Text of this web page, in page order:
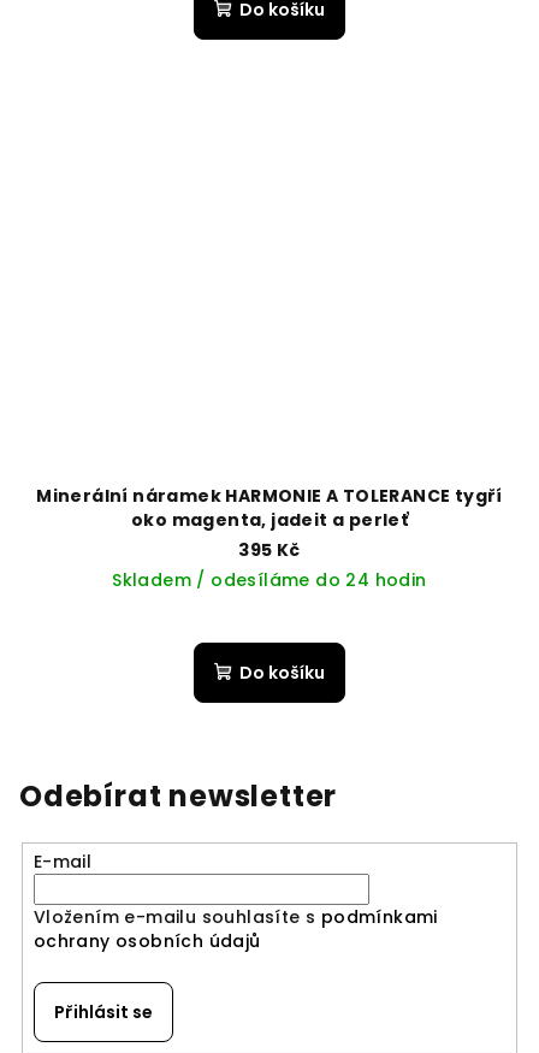
Do košíku
Minerální náramek HARMONIE A TOLERANCE tygří
oko magenta, jadeit a perleť
395 Kč
Skladem / odesíláme do 24 hodin
Do košíku
Odebírat newsletter
E-mail
Vložením e-mailu souhlasíte s podmínkami
ochrany osobních údajů
Přihlásit se